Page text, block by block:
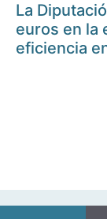
La
euros en la
eficiencia